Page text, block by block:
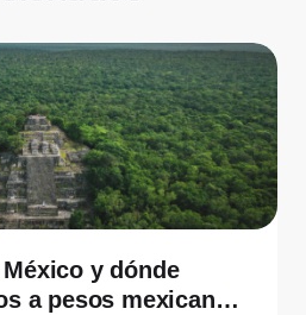
y dónde
a pesos mexicanos